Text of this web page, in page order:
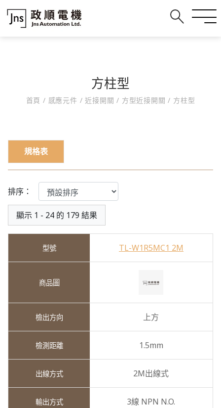
方柱型
首頁 / 感應元件 / 近接開關/ 方型近接開關/ 方柱型
規格表
排序：
顯示 1 - 24 的 179 結果
TL-W1R5MC1 2M
上方
1.5mm
2M出線式
3線 NPN N.O.